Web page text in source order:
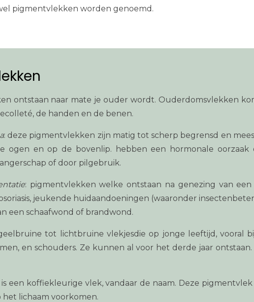
pigmentvlekken worden genoemd.
ontstaan naar mate je ouder wordt. Ouderdomsvlekken
de handen en de benen.
: deze pigmentvlekken zijn matig tot scherp begrensd en
ogen en op de bovenlip. hebben een hormonale
of door pilgebruik.
: pigmentvlekken welke ontstaan na genezing van
jeukende huidaandoeningen (waaronder
een schaafwond of brandwond.
tot lichtbruine vlekjesdie op jonge leeftijd, vooral
en schouders. Ze kunnen al voor het derde jaar
een koffiekleurige vlek, vandaar de naam. Deze
lichaam voorkomen.